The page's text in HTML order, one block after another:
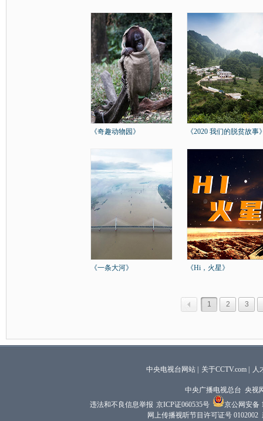
《奇趣动物园》 《2020 我们的脱贫故事
《一条大河》 《Hi，火星》
1 2 3
中央电视台网站 关于CCTV.com 人
中央广播电视总台 央视
违法和不良信息举报 京ICP证060535号
京公网安备
网上传播视听节目许可证号 0102002